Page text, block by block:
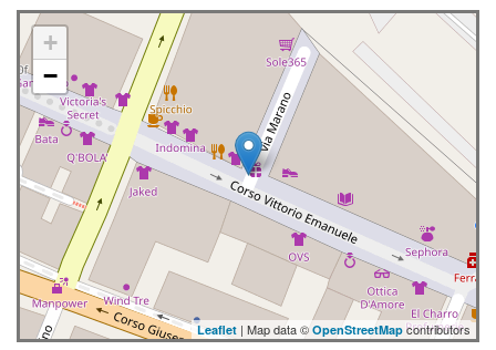
+
−
Leaflet | Map data © OpenStreetMap contributors